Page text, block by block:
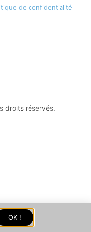
de confidentialité
droits réservés.
OK !